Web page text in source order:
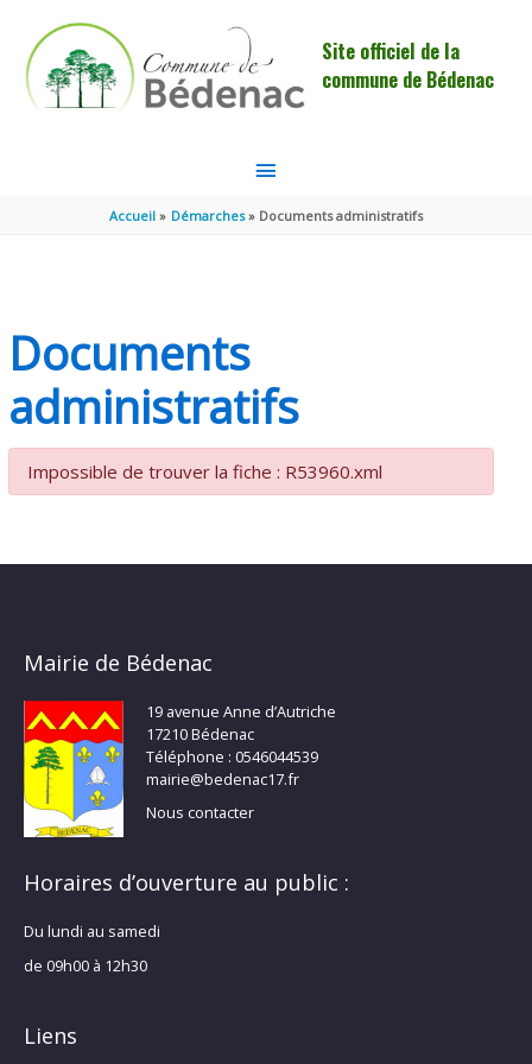
Site officiel de la
commune de Bédenac
MENU
PRINCIPAL
Accueil Démarches Documents administratifs
Documents
administratifs
Impossible de trouver la fiche : R53960.xml
Mairie de Bédenac
19 avenue Anne d’Autriche
17210 Bédenac
Téléphone : 0546044539
mairie@bedenac17.fr
Nous contacter
Horaires d’ouverture au public :
Du lundi au samedi
de 09h00 à 12h30
Liens